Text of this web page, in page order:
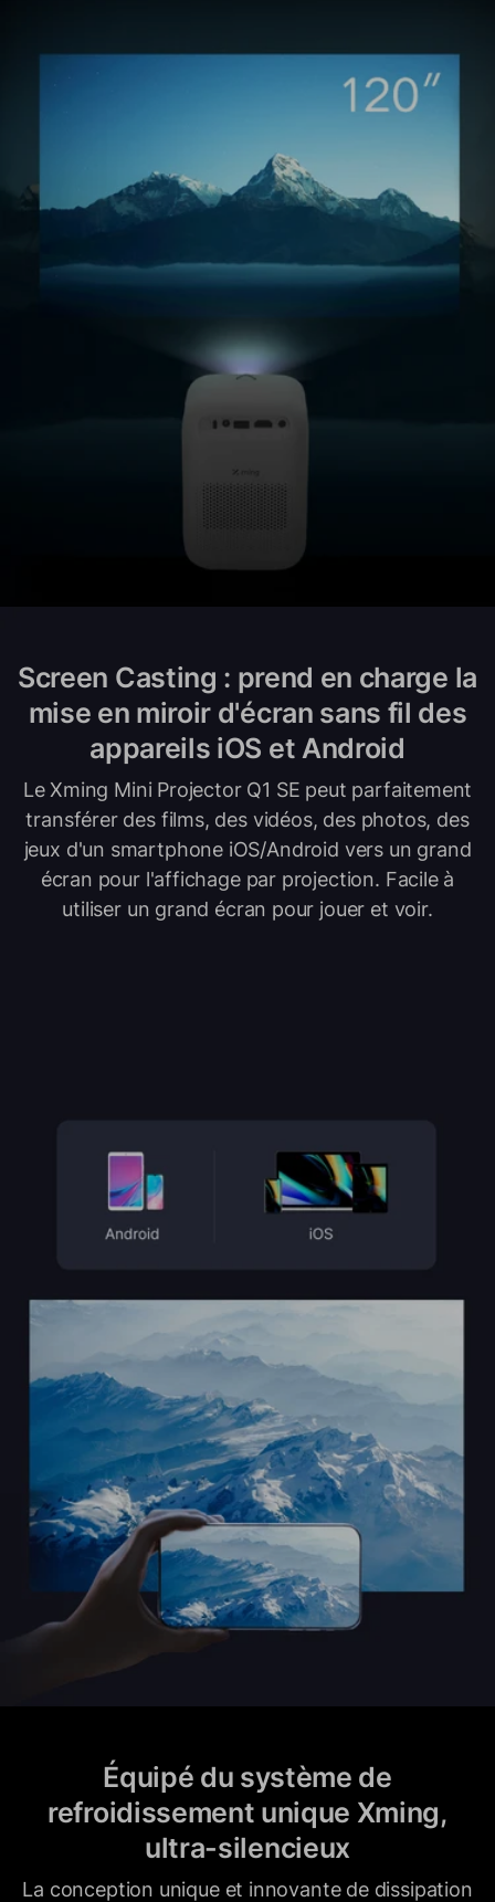
Screen Casting : prend en charge la
mise en miroir d'écran sans fil des
appareils iOS et Android
Le Xming Mini Projector Q1 SE peut parfaitement
transférer des films, des vidéos, des photos, des
jeux d'un smartphone iOS/Android vers un grand
écran pour l'affichage par projection. Facile à
utiliser un grand écran pour jouer et voir.
Équipé du système de
refroidissement unique Xming,
ultra-silencieux
La conception unique et innovante de dissipation